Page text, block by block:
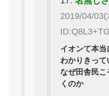
2019/04/
イオンて本
わかりきって
なぜ田舎民
くのか